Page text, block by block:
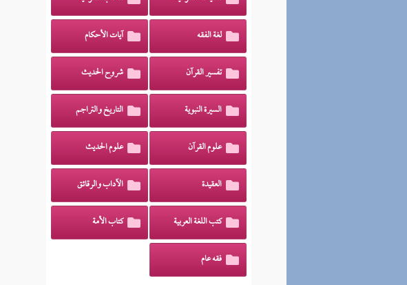
لغة الفقه آيات الأحكام
تفسير القرآن شروح الحديث
السيرة النبوية التاريخ والتراجم
علوم القرآن علوم الحديث
العقيدة الآداب والرقائق
كتب اللغة العربية كتاب الأمة
فقه عام